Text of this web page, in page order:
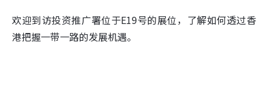
欢迎到访投资推广署位于E19号的展位，了解如何透过香
港把握一带一路的发展机遇。